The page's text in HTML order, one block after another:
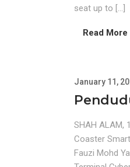
seat up to […]
Read More
January 11,
SHAH ALAM,
Coaster
Fauzi Mohd